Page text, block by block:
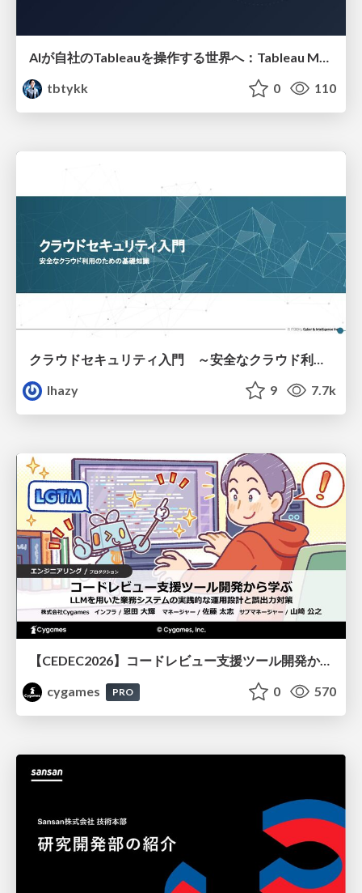
AIが自社のTableauを操作する世界へ：Tableau MCP超入門
tbtykk
0 110
lhazy
9 7.7k
【CEDEC2026】コードレビュー支援ツール開発から学ぶ：LLMを用いた業務システムの実践的な運用設計と誤出力対策
cygames
PRO 0 570